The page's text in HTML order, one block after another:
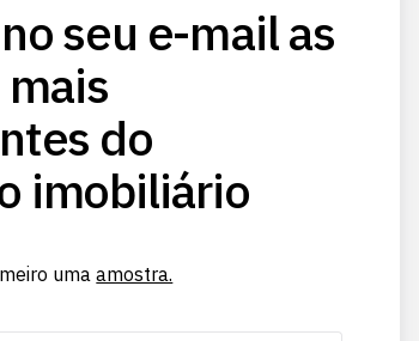
seu e-mail as
do
imobiliário
umaamostra.